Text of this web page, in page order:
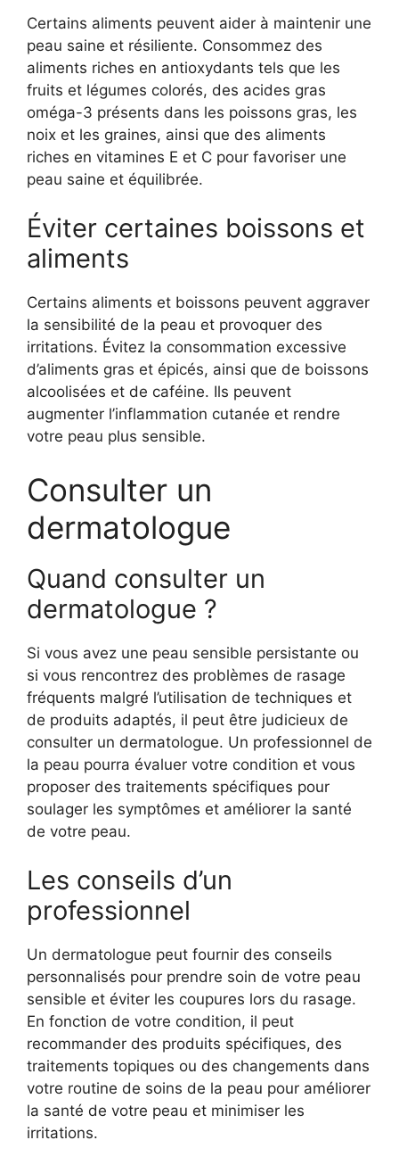
Certains aliments peuvent aider à maintenir une
peau saine et résiliente. Consommez des
aliments riches en antioxydants tels que les
fruits et légumes colorés, des acides gras
oméga-3 présents dans les poissons gras, les
noix et les graines, ainsi que des aliments
riches en vitamines E et C pour favoriser une
peau saine et équilibrée.
Éviter certaines boissons et
aliments
Certains aliments et boissons peuvent aggraver
la sensibilité de la peau et provoquer des
irritations. Évitez la consommation excessive
d’aliments gras et épicés, ainsi que de boissons
alcoolisées et de caféine. Ils peuvent
augmenter l’inflammation cutanée et rendre
votre peau plus sensible.
Consulter un
dermatologue
Quand consulter un
dermatologue ?
Si vous avez une peau sensible persistante ou
si vous rencontrez des problèmes de rasage
fréquents malgré l’utilisation de techniques et
de produits adaptés, il peut être judicieux de
consulter un dermatologue. Un professionnel de
la peau pourra évaluer votre condition et vous
proposer des traitements spécifiques pour
soulager les symptômes et améliorer la santé
de votre peau.
Les conseils d’un
professionnel
Un dermatologue peut fournir des conseils
personnalisés pour prendre soin de votre peau
sensible et éviter les coupures lors du rasage.
En fonction de votre condition, il peut
recommander des produits spécifiques, des
traitements topiques ou des changements dans
votre routine de soins de la peau pour améliorer
la santé de votre peau et minimiser les
irritations.